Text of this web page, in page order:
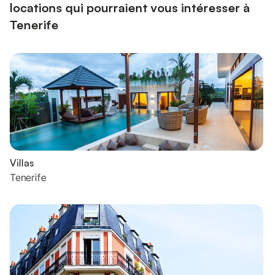
locations qui pourraient vous intéresser à
Tenerife
Villas
Tenerife